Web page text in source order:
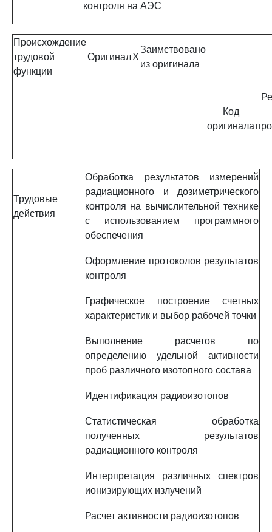
контроля на АЭС
Происхождение
трудовой
функции
ОригиналX
Заимствовано
из оригинала
Код
оригинала
Трудовые
действия
Обработка результатов измерений
радиационного и дозиметрического
контроля на вычислительной технике
с использованием программного
обеспечения
Оформление протоколов результатов
контроля
Графическое построение счетных
характеристик и выбор рабочей точки
Выполнение расчетов по
определению удельной активности
проб различного изотопного состава
Идентификация радиоизотопов
Статистическая обработка
полученных результатов
радиационного контроля
Интерпретация различных спектров
ионизирующих излучений
Расчет активности радиоизотопов